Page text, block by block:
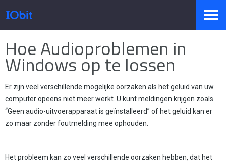
Producten
Winkel
Hoe Audioproblemen in
Windows op te lossen
Er zijn veel verschillende mogelijke oorzaken als het geluid van uw
computer opeens niet meer werkt. U kunt meldingen krijgen zoals
“Geen audio-uitvoerapparaat is geïnstalleerd” of het geluid kan er
zo maar zonder foutmelding mee ophouden.
Het probleem kan zo veel verschillende oorzaken hebben, dat het